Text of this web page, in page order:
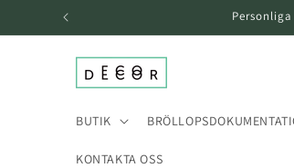
BUTIK
KONTAKTA OSS